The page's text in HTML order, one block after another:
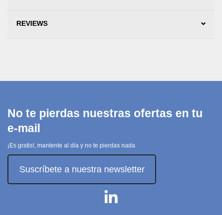
REVIEWS
No te pierdas nuestras ofertas en tu
e-mail
¡Es gratis!, mantente al día y no te pierdas nada
Suscríbete a nuestra newsletter